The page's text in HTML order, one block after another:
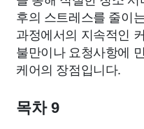
후의 스트레스를 줄이
과정에서의 지속적인
불만이나 요청사항에
케어의 장점입니다.
목차 9